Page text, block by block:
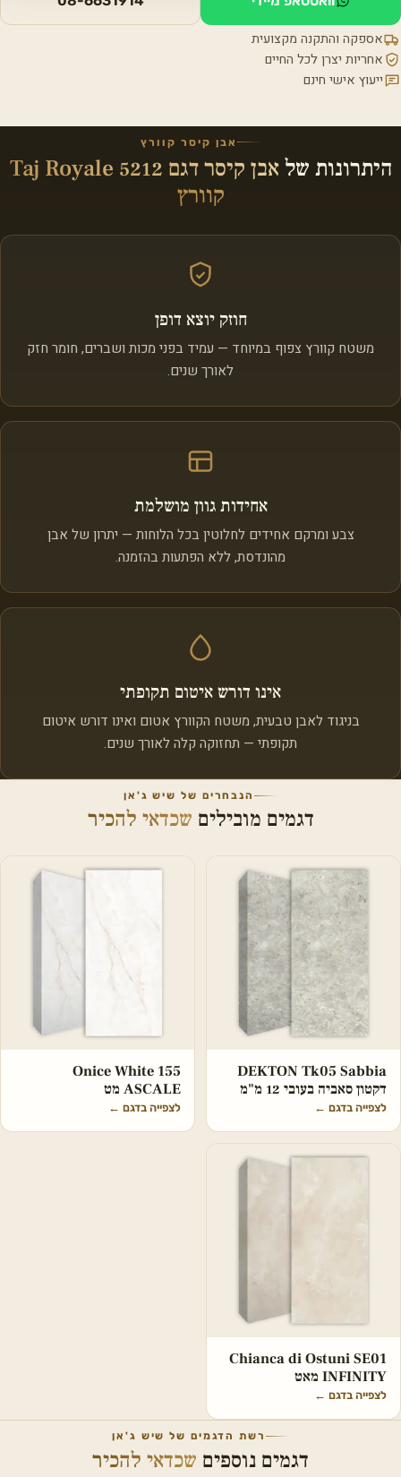
אספקה והתקנה מקצועית
אחריות יצרן לכל החיים
ייעוץ אישי חינם
אבן קיסר קוורץ
היתרונות של
אבן קיסר דגם 5212 Taj Royale
קוורץ
חוזק יוצא דופן
משטח קוורץ צפוף במיוחד — עמיד בפני מכות ושברים, חומר חזק
לאורך שנים.
אחידות גוון מושלמת
צבע ומרקם אחידים לחלוטין בכל הלוחות — יתרון של אבן
מהונדסת, ללא הפתעות בהזמנה.
אינו דורש איטום תקופתי
בניגוד לאבן טבעית, משטח הקוורץ אטום ואינו דורש איטום
תקופתי — תחזוקה קלה לאורך שנים.
הנבחרים של שיש ג'אן
דגמים מובילים שכדאי להכיר
DEKTON Tk05 Sabbia
דקטון סאביה בעובי 12 מ"מ
לצפייה בדגם ←
Onice White 155
ASCALE מט
לצפייה בדגם ←
Chianca di Ostuni SE01
INFINITY מאט
לצפייה בדגם ←
רשת הדגמים של שיש ג'אן
דגמים נוספים שכדאי להכיר